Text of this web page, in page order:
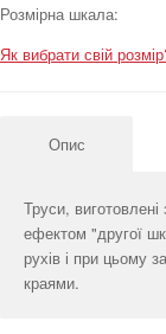
Розмірна шкала:
Як вибрати свій
Опис
Труси, виготовлені
ефектом "другої
рухів і при цьому
краями.